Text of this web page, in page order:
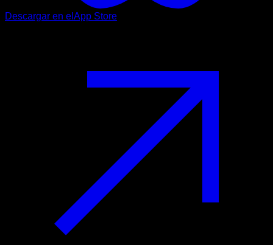
Descargar en el App Store